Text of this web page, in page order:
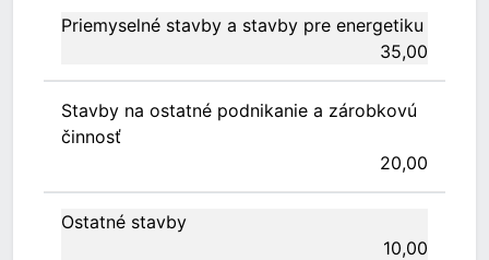
Priemyselné stavby a stavby pre energetiku
35,00
Stavby na ostatné podnikanie a zárobkovú
činnosť
20,00
Ostatné stavby
10,00